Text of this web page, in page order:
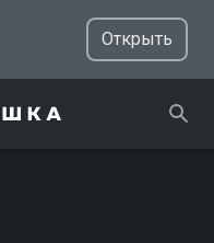
Открыть